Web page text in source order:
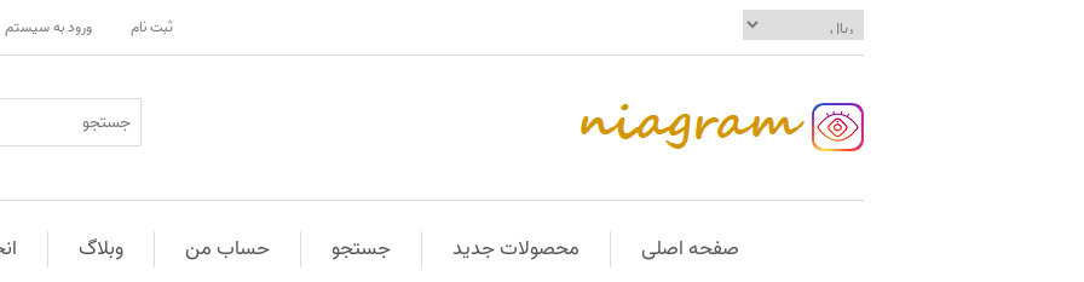
ثبت نام ورود به سیستم
صفحه اصلی محصولات جدید جستجو حساب من وبلاگ